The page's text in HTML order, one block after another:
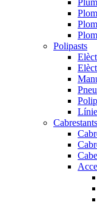
Polipasts
Cabrestants